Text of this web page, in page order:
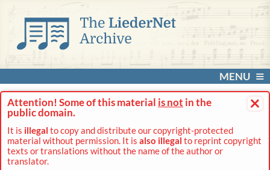
MENU
×
Attention! Some of this material is not in the
public domain.
It is illegal to copy and distribute our copyright-protected
material without permission. It is also illegal to reprint copyright
texts or translations without the name of the author or
translator.